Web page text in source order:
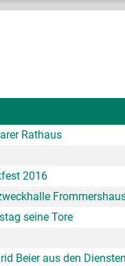
Rathaus
2016
seine Tore
Beier aus den